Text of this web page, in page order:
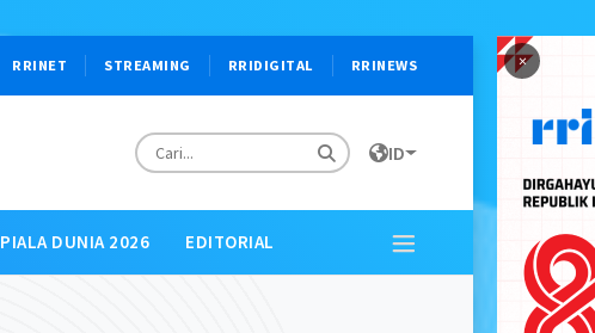
×
RRINET STREAMING RRIDIGITAL RRINEWS
ID
PIALA DUNIA 2026 EDITORIAL